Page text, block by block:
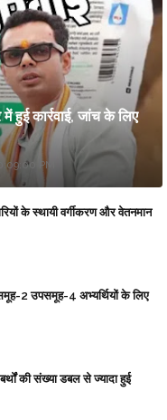
हुई कार्रवाई, जांच के लिए
PM
के स्थायी वर्गीकरण और वेतनमान
2 उपसमूह-4 अभ्यर्थियों के लिए
की संख्या डबल से ज्यादा हुई